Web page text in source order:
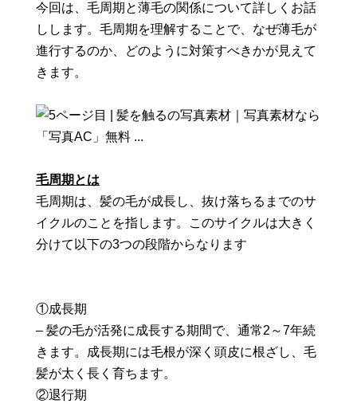
今回は、毛周期と薄毛の関係について詳しくお話
しします。毛周期を理解することで、なぜ薄毛が
進行するのか、どのように対策すべきかが見えて
きます。
毛周期とは
毛周期は、髪の毛が成長し、抜け落ちるまでのサ
イクルのことを指します。このサイクルは大きく
分けて以下の3つの段階からなります
①成長期
– 髪の毛が活発に成長する期間で、通常2～7年続
きます。成長期には毛根が深く頭皮に根ざし、毛
髪が太く長く育ちます。
②退行期